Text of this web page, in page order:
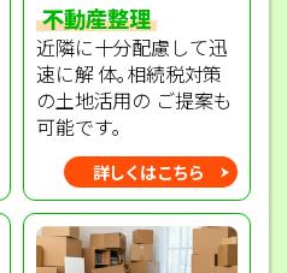
不動産整理
近隣に十分配慮して迅
速に解 体｡相続税対策
の土地活用の ご提案も
可能です｡
詳しくはこちら